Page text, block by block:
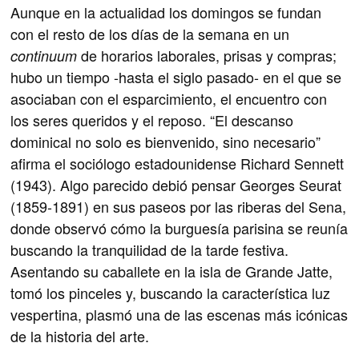
Aunque en la actualidad los domingos se fundan
con el resto de los días de la semana en un
continuum de horarios laborales, prisas y compras;
hubo un tiempo -hasta el siglo pasado- en el que se
asociaban con el esparcimiento, el encuentro con
los seres queridos y el reposo. “El descanso
dominical no solo es bienvenido, sino necesario”
afirma el sociólogo estadounidense Richard Sennett
(1943). Algo parecido debió pensar Georges Seurat
(1859-1891) en sus paseos por las riberas del Sena,
donde observó cómo la burguesía parisina se reunía
buscando la tranquilidad de la tarde festiva.
Asentando su caballete en la isla de Grande Jatte,
tomó los pinceles y, buscando la característica luz
vespertina, plasmó una de las escenas más icónicas
de la historia del arte.